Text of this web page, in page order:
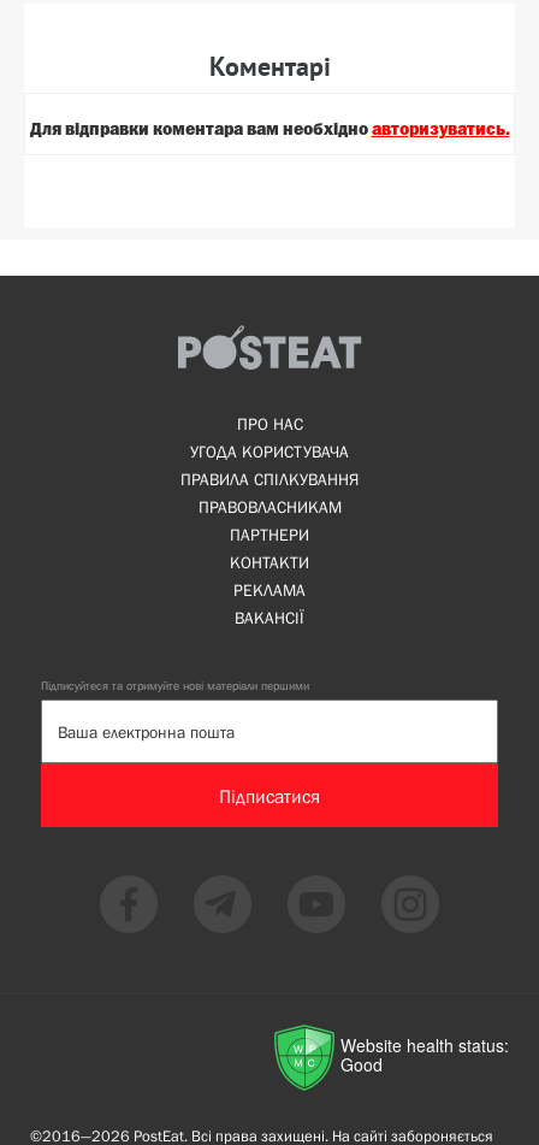
Коментарi
Для вiдправки коментара вам необхiдно авторизуватись.
ПРО НАС
УГОДА КОРИСТУВАЧА
ПРАВИЛА СПІЛКУВАННЯ
ПРАВОВЛАСНИКАМ
ПАРТНЕРИ
КОНТАКТИ
РЕКЛАМА
ВАКАНСІЇ
Підписуйтеся та отримуйте нові матеріали першими
Підписатися
Website health status:
Good
©2016—2026 PostEat. Всі права захищені. На сайті забороняється